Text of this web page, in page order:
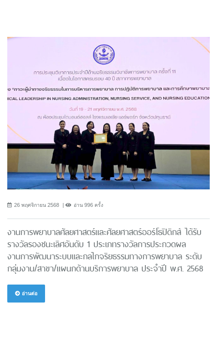
26 พฤศจิกายน 2568 อ่าน 996 ครั้ง
งานการพยาบาลศัลยศาสตร์และศัลยศาสตร์ออร์โธปิดิกส์ ได้รับ
รางวัลรองชนะเลิศอันดับ 1 ประเภทรางวัลการประกวดผล
งานการพัฒนาระบบและกลไกจริยธรรมทางการพยาบาล ระดับ
กลุ่มงาน/สาขา/แผนกด้านบริการพยาบาล ประจำปี พ.ศ. 2568
อ่านต่อ